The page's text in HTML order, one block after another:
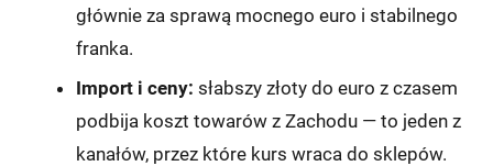
głównie za sprawą mocnego euro i stabilnego
franka.
Import i ceny: słabszy złoty do euro z czasem
podbija koszt towarów z Zachodu — to jeden z
kanałów, przez które kurs wraca do sklepów.